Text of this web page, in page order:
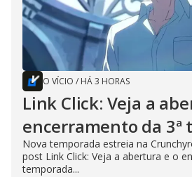
O VÍCIO / HÁ 3 HORAS
Link Click: Veja a
encerramento da 3ª
Nova temporada estreia na
post Link Click: Veja a abertura e o
temporada...